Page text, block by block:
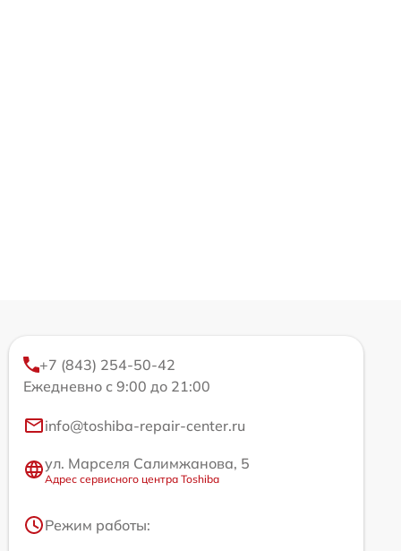
+7 (843) 254-50-42
Ежедневно с 9:00 до 21:00
info@toshiba-repair-center.ru
ул. Марселя Салимжанова, 5
Адрес сервисного центра Toshiba
Режим работы: